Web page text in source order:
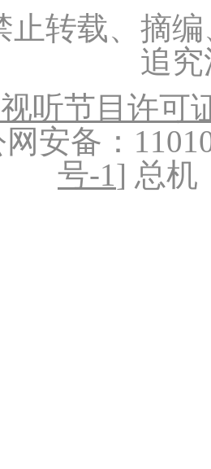
止转载、摘
追
听节目许可
安备：
号-1] 总机